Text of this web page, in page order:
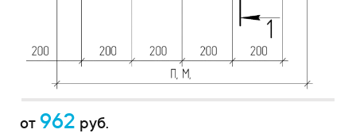
от 962 руб.